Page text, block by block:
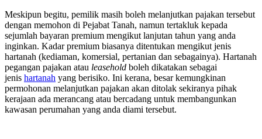
Meskipun begitu, pemilik masih boleh melanjutkan pajakan tersebut
dengan memohon di Pejabat Tanah, namun tertakluk kepada
sejumlah bayaran premium mengikut lanjutan tahun yang anda
inginkan. Kadar premium biasanya ditentukan mengikut jenis
hartanah (kediaman, komersial, pertanian dan sebagainya). Hartanah
pegangan pajakan atau leasehold boleh dikatakan sebagai
jenis hartanah yang berisiko. Ini kerana, besar kemungkinan
permohonan melanjutkan pajakan akan ditolak sekiranya pihak
kerajaan ada merancang atau bercadang untuk membangunkan
kawasan perumahan yang anda diami tersebut.